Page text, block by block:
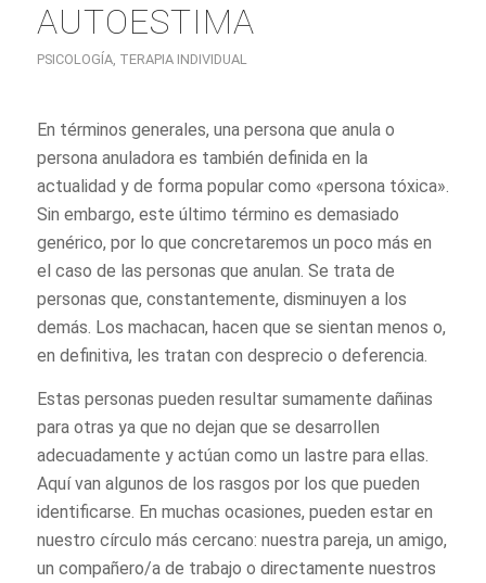
AUTOESTIMA
PSICOLOGÍA, TERAPIA INDIVIDUAL
En términos generales, una persona que anula o
persona anuladora es también definida en la
actualidad y de forma popular como «persona tóxica».
Sin embargo, este último término es demasiado
genérico, por lo que concretaremos un poco más en
el caso de las personas que anulan. Se trata de
personas que, constantemente, disminuyen a los
demás. Los machacan, hacen que se sientan menos o,
en definitiva, les tratan con desprecio o deferencia.
Estas personas pueden resultar sumamente dañinas
para otras ya que no dejan que se desarrollen
adecuadamente y actúan como un lastre para ellas.
Aquí van algunos de los rasgos por los que pueden
identificarse. En muchas ocasiones, pueden estar en
nuestro círculo más cercano: nuestra pareja, un amigo,
un compañero/a de trabajo o directamente nuestros